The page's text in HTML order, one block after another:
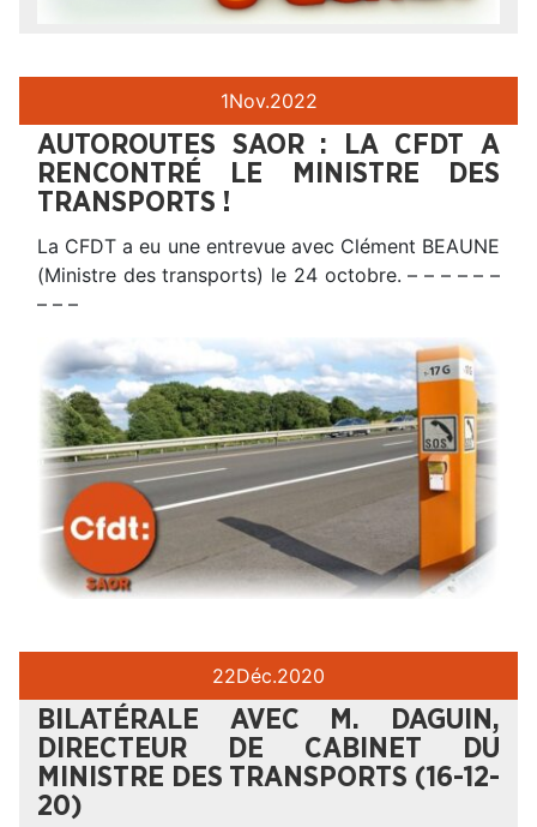
1Nov.2022
AUTOROUTES SAOR : LA CFDT A
RENCONTRÉ LE MINISTRE DES
TRANSPORTS !
La CFDT a eu une entrevue avec Clément BEAUNE
(Ministre des transports) le 24 octobre. – – – – – –
– – –
22Déc.2020
BILATÉRALE AVEC M. DAGUIN,
DIRECTEUR DE CABINET DU
MINISTRE DES TRANSPORTS (16-12-
20)